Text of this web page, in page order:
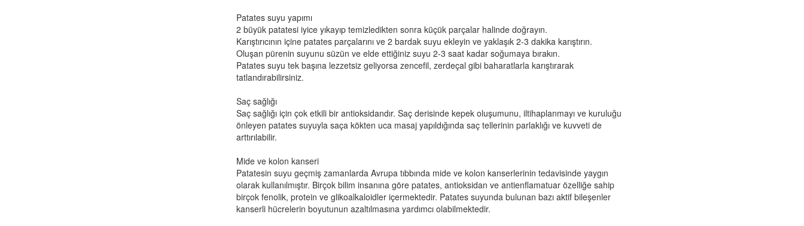
Patates suyu yapımı
2 büyük patatesi iyice yıkayıp temizledikten sonra küçük parçalar halinde doğrayın.
Karıştırıcının içine patates parçalarını ve 2 bardak suyu ekleyin ve yaklaşık 2-3 dakika karıştırın.
Oluşan pürenin suyunu süzün ve elde ettiğiniz suyu 2-3 saat kadar soğumaya bırakın.
Patates suyu tek başına lezzetsiz geliyorsa zencefil, zerdeçal gibi baharatlarla karıştırarak
tatlandırabilirsiniz.
Saç sağlığı
Saç sağlığı için çok etkili bir antioksidandır. Saç derisinde kepek oluşumunu, iltihaplanmayı ve kuruluğu
önleyen patates suyuyla saça kökten uca masaj yapıldığında saç tellerinin parlaklığı ve kuvveti de
arttırılabilir.
Mide ve kolon kanseri
Patatesin suyu geçmiş zamanlarda Avrupa tıbbında mide ve kolon kanserlerinin tedavisinde yaygın
olarak kullanılmıştır. Birçok bilim insanına göre patates, antioksidan ve antienflamatuar özelliğe sahip
birçok fenolik, protein ve glikoalkaloidler içermektedir. Patates suyunda bulunan bazı aktif bileşenler
kanserli hücrelerin boyutunun azaltılmasına yardımcı olabilmektedir.